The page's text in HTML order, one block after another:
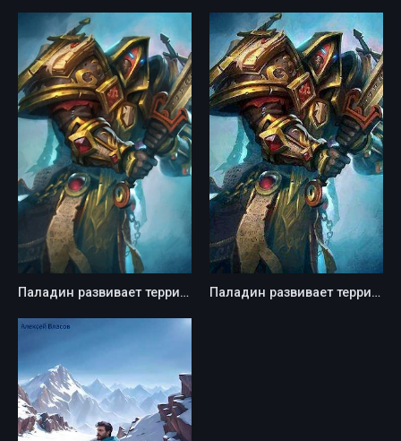
Паладин развивает территорию - Greever Паладин развивает территорию. Том II - Greever